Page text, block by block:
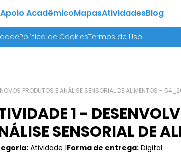
Apoio AcadêmicoMapasAtividadesBlog
Política de CookiesTermos de Uso
PRODUTOS E ANÁLISE SENSORIAL DE ALIMENTOS -
1 -
SENSORIAL DE
Atividade 1Forma de entrega: Digital